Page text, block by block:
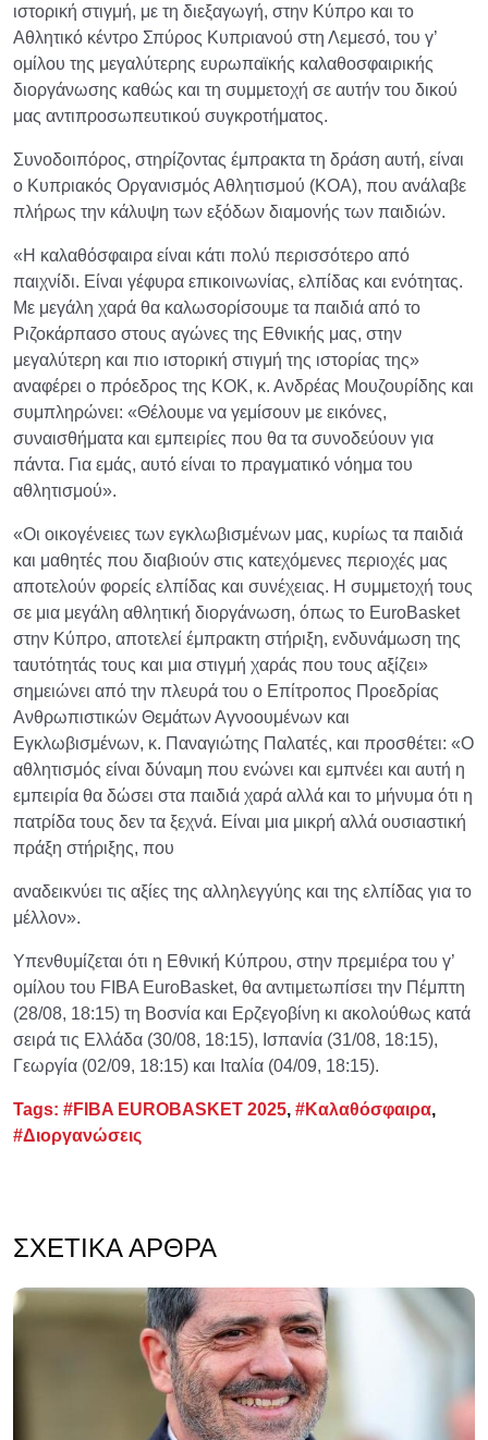
ιστορική στιγμή, με τη διεξαγωγή, στην Κύπρο και το
Αθλητικό κέντρο Σπύρος Κυπριανού στη Λεμεσό, του γ’
ομίλου της μεγαλύτερης ευρωπαϊκής καλαθοσφαιρικής
διοργάνωσης καθώς και τη συμμετοχή σε αυτήν του δικού
μας αντιπροσωπευτικού συγκροτήματος.
Συνοδοιπόρος, στηρίζοντας έμπρακτα τη δράση αυτή, είναι
ο Κυπριακός Οργανισμός Αθλητισμού (ΚΟΑ), που ανάλαβε
πλήρως την κάλυψη των εξόδων διαμονής των παιδιών.
«Η καλαθόσφαιρα είναι κάτι πολύ περισσότερο από
παιχνίδι. Είναι γέφυρα επικοινωνίας, ελπίδας και ενότητας.
Με μεγάλη χαρά θα καλωσορίσουμε τα παιδιά από το
Ριζοκάρπασο στους αγώνες της Εθνικής μας, στην
μεγαλύτερη και πιο ιστορική στιγμή της ιστορίας της»
αναφέρει ο πρόεδρος της ΚΟΚ, κ. Ανδρέας Μουζουρίδης και
συμπληρώνει: «Θέλουμε να γεμίσουν με εικόνες,
συναισθήματα και εμπειρίες που θα τα συνοδεύουν για
πάντα. Για εμάς, αυτό είναι το πραγματικό νόημα του
αθλητισμού».
«Οι οικογένειες των εγκλωβισμένων μας, κυρίως τα παιδιά
και μαθητές που διαβιούν στις κατεχόμενες περιοχές μας
αποτελούν φορείς ελπίδας και συνέχειας. Η συμμετοχή τους
σε μια μεγάλη αθλητική διοργάνωση, όπως το EuroΒasket
στην Κύπρο, αποτελεί έμπρακτη στήριξη, ενδυνάμωση της
ταυτότητάς τους και μια στιγμή χαράς που τους αξίζει»
σημειώνει από την πλευρά του ο Επίτροπος Προεδρίας
Ανθρωπιστικών Θεμάτων Αγνοουμένων και
Εγκλωβισμένων, κ. Παναγιώτης Παλατές, και προσθέτει: «Ο
αθλητισμός είναι δύναμη που ενώνει και εμπνέει και αυτή η
εμπειρία θα δώσει στα παιδιά χαρά αλλά και το μήνυμα ότι η
πατρίδα τους δεν τα ξεχνά. Είναι μια μικρή αλλά ουσιαστική
πράξη στήριξης, που
αναδεικνύει τις αξίες της αλληλεγγύης και της ελπίδας για το
μέλλον».
Υπενθυμίζεται ότι η Εθνική Κύπρου, στην πρεμιέρα του γ’
ομίλου του FIBA EuroBasket, θα αντιμετωπίσει την Πέμπτη
(28/08, 18:15) τη Βοσνία και Ερζεγοβίνη κι ακολούθως κατά
σειρά τις Ελλάδα (30/08, 18:15), Ισπανία (31/08, 18:15),
Γεωργία (02/09, 18:15) και Ιταλία (04/09, 18:15).
Tags: #FIBA EUROBASKET 2025, #Καλαθόσφαιρα,
#Διοργανώσεις
ΣΧΕΤΙΚΆ ΆΡΘΡΑ